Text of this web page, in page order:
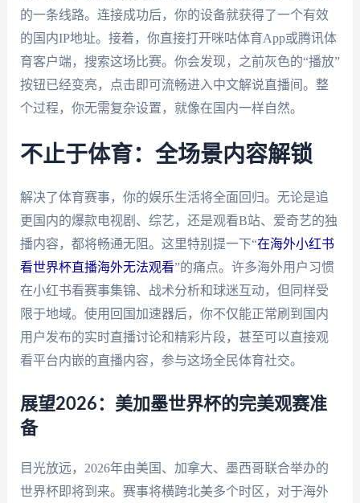
的一条线路。连接成功后，你的设备就获得了一个有效
的国内IP地址。接着，你直接打开咪咕体育App或腾讯体
育客户端，搜索这场比赛。你会发现，之前灰色的“播放”
按钮已经变亮，点击即可流畅进入中文解说直播间。整
个过程，你无需复杂设置，就像在国内一样自然。
不止于体育：全场景内容解锁
解决了体育赛事，你的娱乐生活将全面回归。无论是追
更国内的爆款电视剧、综艺，还是观看B站、爱奇艺的独
播内容，都将畅通无阻。这里特别提一下“在海外小红书
看世界杯直播海外无法观看”的痛点。许多海外用户习惯
在小红书看赛事集锦、战术分析和球迷互动，但同样受
限于地域。使用回国加速器后，你不仅能正常刷到国内
用户发布的实时直播讨论和精彩片段，甚至可以直接观
看平台内嵌的直播内容，参与这场全民体育社交。
展望2026：美加墨世界杯的完美观赛准
备
目光放远，2026年由美国、加拿大、墨西哥联合举办的
世界杯即将到来。赛事将横跨北美多个时区，对于海外